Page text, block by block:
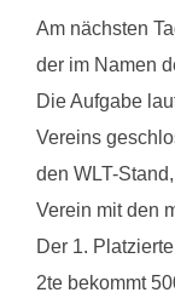
Am nächsten
der im Namen
Die Aufgabe
Vereins
den WLT-
Verein mit den
Der 1.
2te bekommt